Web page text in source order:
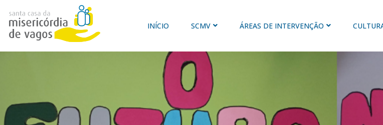
INÍCIO SCMV ÁREAS DE INTERVENÇÃO